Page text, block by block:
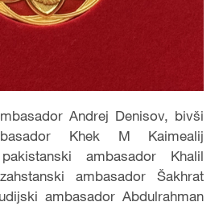
Andrej Denisov, bivši
Khek M Kaimealij
ambasador Khalil
ambasador Šakhrat
ambasador Abdulrahman